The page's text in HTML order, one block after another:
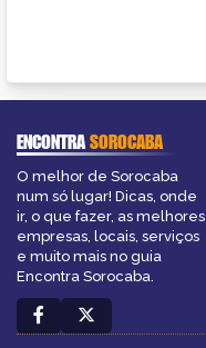
ENCONTRASOROCABA
O melhor de Sorocaba
num só lugar! Dicas, onde
ir, o que fazer, as melhores
empresas, locais, serviços
e muito mais no guia
Encontra Sorocaba.